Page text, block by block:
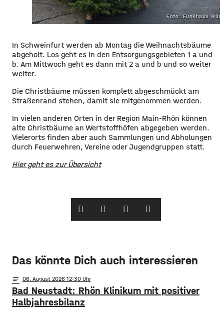
Foto: Funkhaus
In Schweinfurt werden ab Montag die Weihnachtsbäume
abgeholt. Los geht es in den Entsorgungsgebieten 1 a und
b. Am Mittwoch geht es dann mit 2 a und b und so weiter
weiter.
Die Christbäume müssen komplett abgeschmückt am
Straßenrand stehen, damit sie mitgenommen werden.
In vielen anderen Orten in der Region Main-Rhön können
alte Christbäume an Wertstoffhöfen abgegeben werden.
Vielerorts finden aber auch Sammlungen und Abholungen
durch Feuerwehren, Vereine oder Jugendgruppen statt.
Hier geht es zur Übersicht
Das könnte Dich auch interessieren
notes 06. August 2026 12:30
Bad Neustadt: Rhön Klinikum mit positiver
Halbjahresbilanz